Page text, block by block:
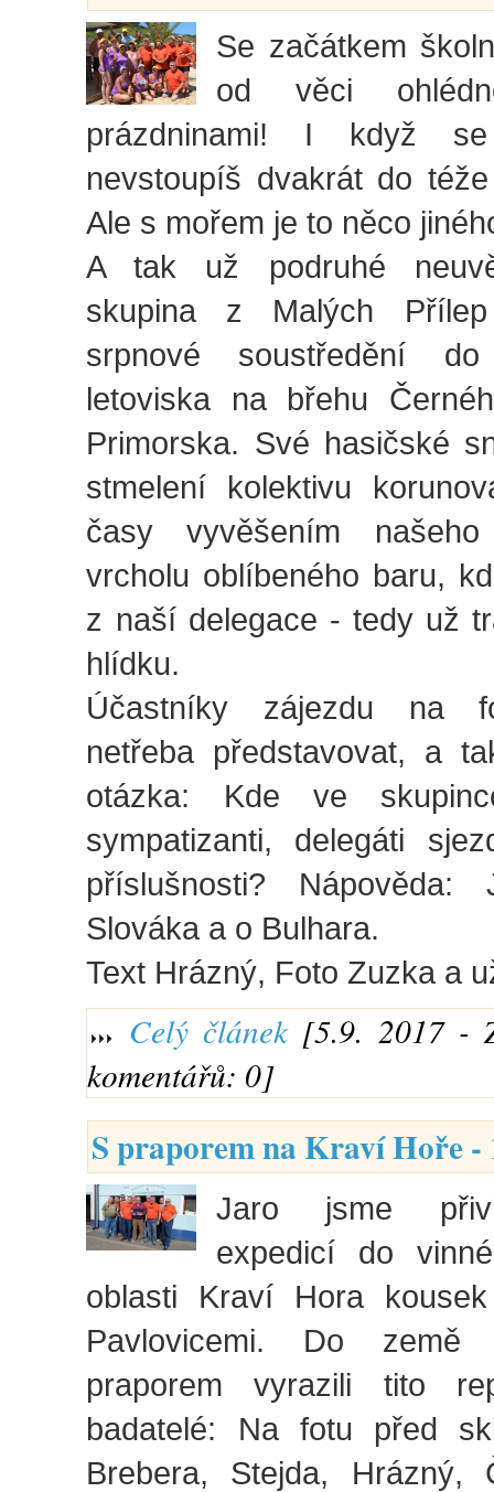
Se začátkem
od věci
prázdninami! I když
nevstoupíš dvakrát do
Ale s mořem je to něco
A tak už podruhé
skupina z Malých
srpnové soustředění do
letoviska na břehu
Primorska. Své hasičské
stmelení kolektivu
časy vyvěšením
vrcholu oblíbeného baru,
z naší delegace - tedy už
hlídku.
Účastníky zájezdu na
netřeba představovat, a
otázka: Kde ve
sympatizanti, delegáti
příslušnosti?
Slováka a o Bulhara.
Text Hrázný, Foto Zuzka a
Celý článek[5.9. 2017 -
komentářů: 0]
S praporem na Kraví Hoře -
Jaro jsme
expedicí do
oblasti Kraví Hora
Pavlovicemi. Do země
praporem vyrazili tito
badatelé: Na fotu před
Brebera, Stejda, Hrázný,